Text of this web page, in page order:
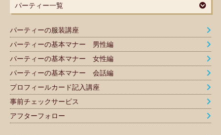
パーティー一覧
パーティーの服装講座
パーティーの基本マナー 男性編
パーティーの基本マナー 女性編
パーティーの基本マナー 会話編
プロフィールカード記入講座
事前チェックサービス
アフターフォロー